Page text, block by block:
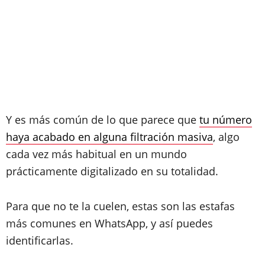
Y es más común de lo que parece que tu número
haya acabado en alguna filtración masiva, algo
cada vez más habitual en un mundo
prácticamente digitalizado en su totalidad.
Para que no te la cuelen, estas son las estafas
más comunes en WhatsApp, y así puedes
identificarlas.